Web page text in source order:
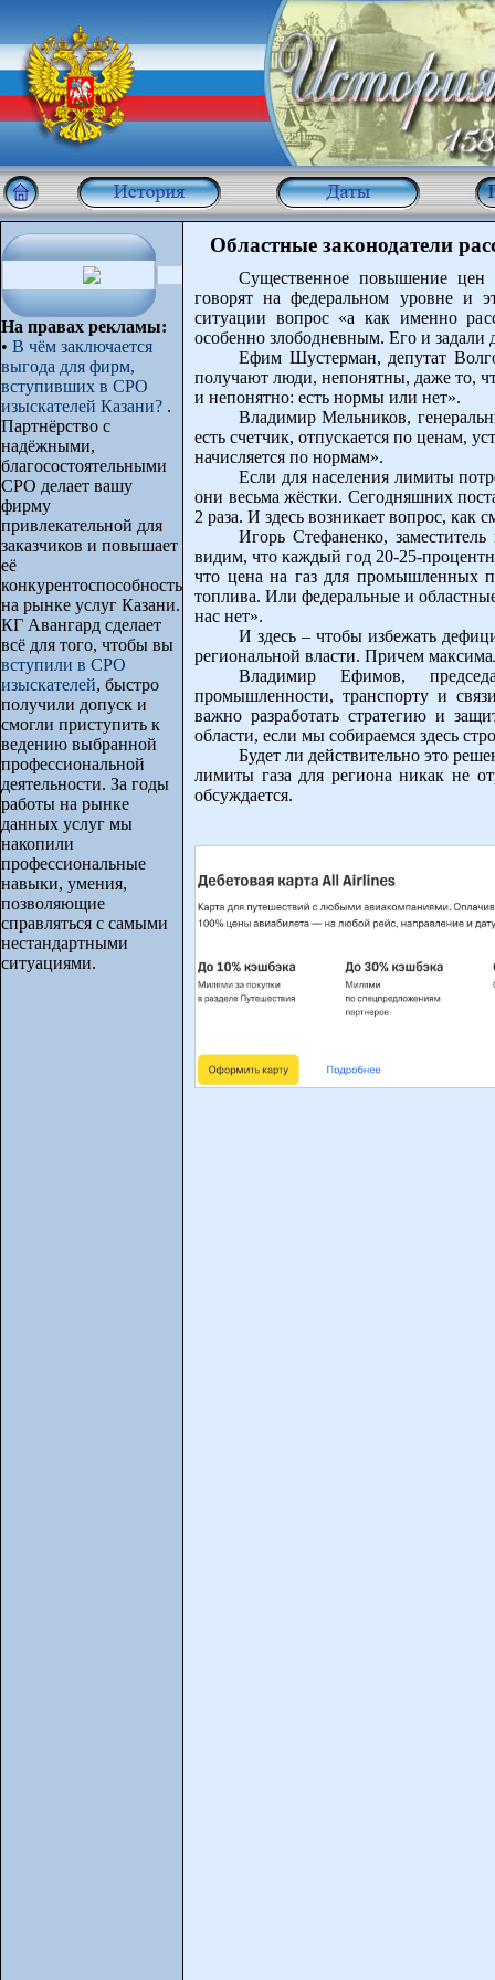
На правах рекламы:
• В чём заключается
выгода для фирм,
вступивших в СРО
изыскателей Казани? .
Партнёрство с
надёжными,
благосостоятельными
СРО делает вашу
фирму
привлекательной для
заказчиков и повышает
её
конкурентоспособность
на рынке услуг Казани.
КГ Авангард сделает
всё для того, чтобы вы
вступили в СРО
изыскателей, быстро
получили допуск и
смогли приступить к
ведению выбранной
профессиональной
деятельности. За годы
работы на рынке
данных услуг мы
накопили
профессиональные
навыки, умения,
позволяющие
справляться с самыми
нестандартными
ситуациями.
Областные законодатели
Существенное повышение
говорят на федеральном уровне и
ситуации вопрос «а как именно
особенно злободневным. Его и задали
Ефим Шустерман, депутат
получают люди, непонятны, даже то,
и непонятно: есть нормы или нет».
Владимир Мельников,
есть счетчик, отпускается по ценам,
начисляется по нормам».
Если для населения лимиты
они весьма жёстки. Сегодняшних
2 раза. И здесь возникает вопрос,
Игорь Стефаненко,
видим, что каждый год 20-25-
что цена на газ для промышленных
топлива. Или федеральные и
нас нет».
И здесь – чтобы избежать
региональной власти. Причем
Владимир Ефимов,
промышленности, транспорту и
важно разработать стратегию и
области, если мы собираемся здесь
Будет ли действительно это
лимиты газа для региона никак не
обсуждается.